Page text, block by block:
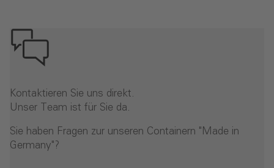
Kontaktieren Sie uns direkt.
Unser Team ist für Sie da.
Sie haben Fragen zur unseren Containern "Made in
Germany"?